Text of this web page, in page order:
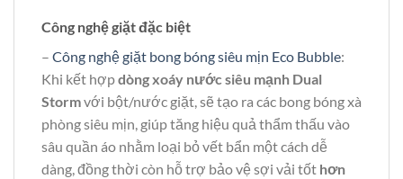
Công nghệ giặt đặc biệt
– Công nghệ giặt bong bóng siêu mịn Eco Bubble:
Khi kết hợpdòng xoáy nước siêu mạnh Dual
Stormvới bột/nước giặt, sẽ tạo ra các bong bóng xà
phòng siêu mịn, giúp tăng hiệu quả thẩm thấu vào
sâu quần áo nhằm loại bỏ vết bẩn một cách dễ
dàng, đồng thời còn hỗ trợ bảo vệ sợi vải tốt hơn